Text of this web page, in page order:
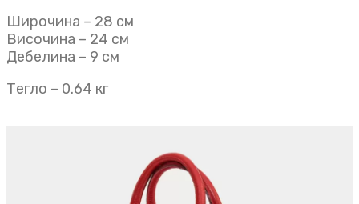
Широчина – 28 см
Височина – 24 см
Дебелина – 9 см
Тегло – 0.64 кг